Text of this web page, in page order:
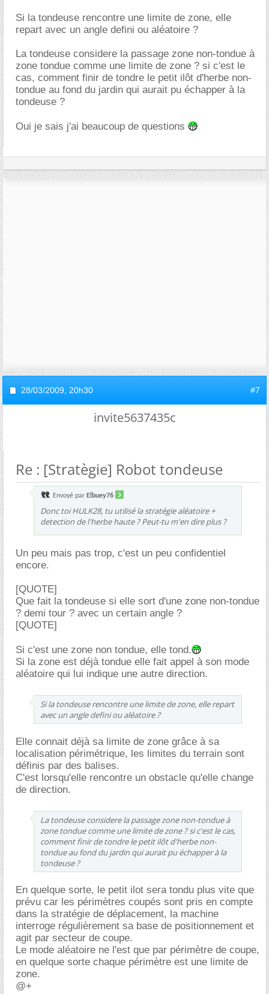
Si la tondeuse rencontre une limite de zone, elle
repart avec un angle defini ou aléatoire ?
La tondeuse considere la passage zone non-tondue à
zone tondue comme une limite de zone ? si c'est le
cas, comment finir de tondre le petit ilôt d'herbe non-
tondue au fond du jardin qui aurait pu échapper à la
tondeuse ?
Oui je sais j'ai beaucoup de questions
28/03/2009, 20h30 #7
invite5637435c
Re : [Stratègie] Robot tondeuse
Envoyé par Elbuey76
Donc toi HULK28, tu utilisé la stratégie aléatoire +
detection de l'herbe haute ? Peut-tu m'en dire plus ?
Un peu mais pas trop, c'est un peu confidentiel
encore.
[QUOTE]
Que fait la tondeuse si elle sort d'une zone non-tondue
? demi tour ? avec un certain angle ?
[QUOTE]
Si c'est une zone non tondue, elle tond.
Si la zone est déjà tondue elle fait appel à son mode
aléatoire qui lui indique une autre direction.
Si la tondeuse rencontre une limite de zone, elle repart
avec un angle defini ou aléatoire ?
Elle connait déjà sa limite de zone grâce à sa
localisation périmétrique, les limites du terrain sont
définis par des balises.
C'est lorsqu'elle rencontre un obstacle qu'elle change
de direction.
La tondeuse considere la passage zone non-tondue à
zone tondue comme une limite de zone ? si c'est le cas,
comment finir de tondre le petit ilôt d'herbe non-
tondue au fond du jardin qui aurait pu échapper à la
tondeuse ?
En quelque sorte, le petit ilot sera tondu plus vite que
prévu car les périmètres coupés sont pris en compte
dans la stratégie de déplacement, la machine
interroge régulièrement sa base de positionnement et
agit par secteur de coupe.
Le mode aléatoire ne l'est que par périmètre de coupe,
en quelque sorte chaque périmètre est une limite de
zone.
@+